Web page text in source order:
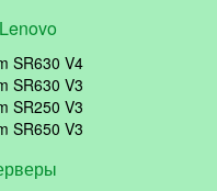
SR630 V4
SR630 V3
SR250 V3
SR650 V3